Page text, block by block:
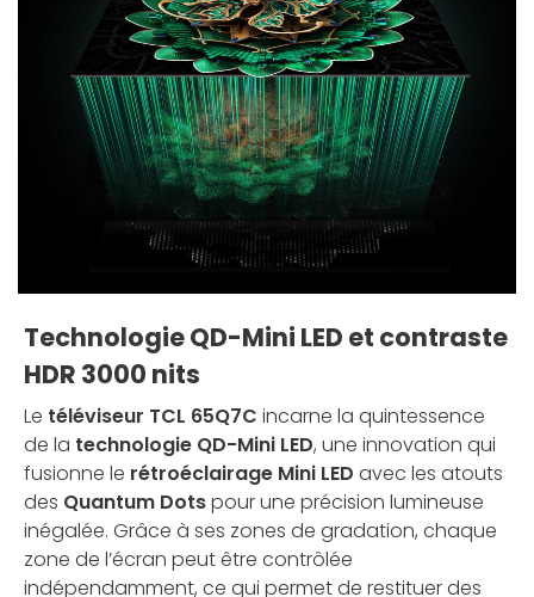
Technologie QD-Mini LED et contraste
HDR 3000 nits
Le téléviseur TCL 65Q7C incarne la quintessence
de la technologie QD-Mini LED, une innovation qui
fusionne le rétroéclairage Mini LED avec les atouts
des Quantum Dotspour une précision lumineuse
inégalée. Grâce à ses zones de gradation, chaque
zone de l’écran peut être contrôlée
indépendamment, ce qui permet de restituer des